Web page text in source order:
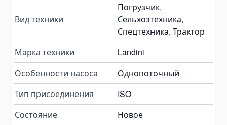
Насосы для спецтехники
Пластинчатые насосы
Variable Vane Pumps
Yuken Vane Pumps
Запчасти для гидравлических насосов
Pompa Hidrolik Excavator
Вид техники
Погрузчик,
Сельхозтехника,
Спецтехника, Трактор
Марка техники
Landini
Особенности насоса
Однопоточный
Тип присоединения
ISO
Состояние
Новое